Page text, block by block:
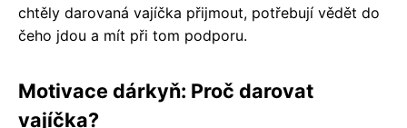
chtěly darovaná vajíčka přijmout, potřebují vědět do
čeho jdou a mít při tom podporu.
Motivace dárkyň: Proč darovat
vajíčka?